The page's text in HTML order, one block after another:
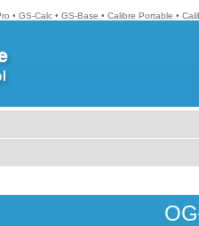
• GS-Calc • GS-Base • Calibre Portable •